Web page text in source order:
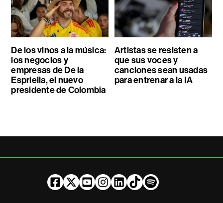
De los vinos a la música:
los negocios y
empresas de De la
Espriella, el nuevo
presidente de Colombia
Artistas se resisten a
que sus voces y
canciones sean usadas
para entrenar a la IA